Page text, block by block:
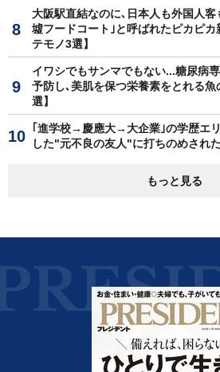
大阪駅直結なのに､日本人も外国人
墟フードコート｣と呼ばれたピカピ
テモノ3選】
イワシでもサンマでもない...糖尿病
予防し､美肌を保つ栄養素をとれる
選】
｢進学校→慶應大→大企業｣の学歴エ
した"元不良の友人"に打ちのめされ
もっと見る